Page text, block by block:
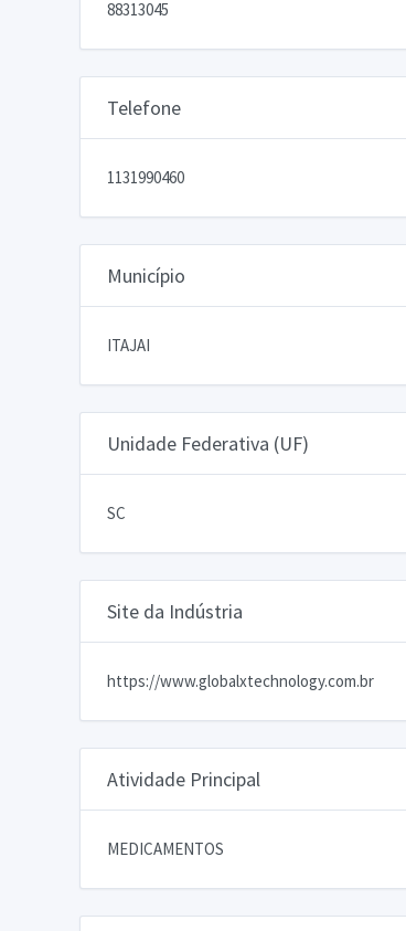
88313045
Telefone
1131990460
Município
ITAJAI
Unidade Federativa (UF)
SC
Site da Indústria
https://www.globalxtechnology.com.br
Atividade Principal
MEDICAMENTOS